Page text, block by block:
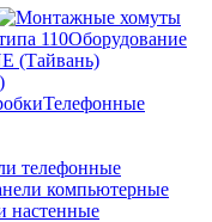
Оборудование
Телефонные
телефонные
компьютерные
настенные